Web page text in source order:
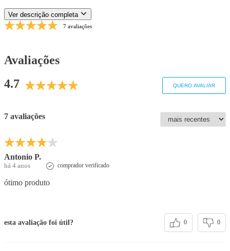
Ver descrição completa
7 avaliações
Avaliações
4.7
QUERO AVALIAR
7 avaliações
Antonio P.
há 4 anos comprador verificado
ótimo produto
esta avaliação foi útil? 0 0